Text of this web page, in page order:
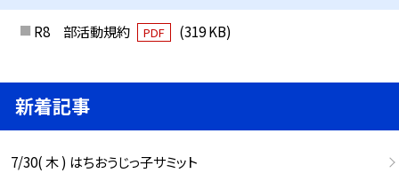
R8 部活動規約 PDF (319 KB)
新着記事
7/30( 木 ) はちおうじっ子サミット